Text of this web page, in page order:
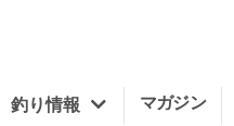
釣り情報 マガジン